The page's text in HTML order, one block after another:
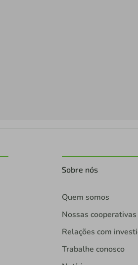
Sobre nós
Quem somos
Nossas cooperativas
Relações com
Trabalhe conosco